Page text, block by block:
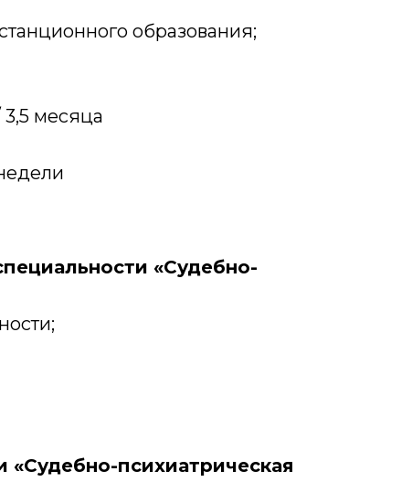
образования;
месяца
«Судебно-
психиатрическая